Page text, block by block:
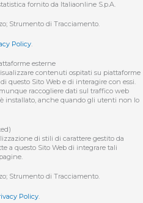
fornito da Italiaonline S.p.A.
Strumento di Tracciamento.
Policy.
esterne
contenuti ospitati su piattaforme
questo Sito Web e di interagire con essi.
raccogliere dati sul traffico web
installato, anche quando gli utenti non lo
di stili di carattere gestito da
a questo Sito Web di integrare tali
Strumento di Tracciamento.
Policy.